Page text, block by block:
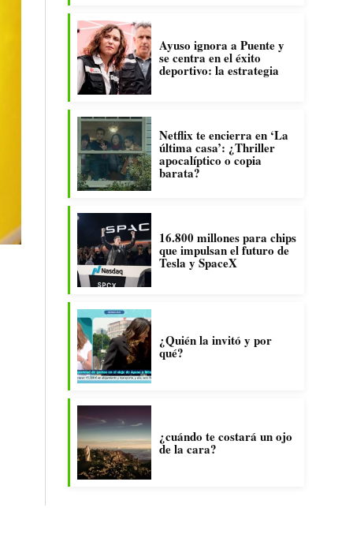
Ayuso ignora a Puente y
se centra en el éxito
deportivo: la estrategia
Netflix te encierra en ‘La
última casa’: ¿Thriller
apocalíptico o copia
barata?
16.800 millones para chips
que impulsan el futuro de
Tesla y SpaceX
¿Quién la invitó y por
qué?
¿cuándo te costará un ojo
de la cara?